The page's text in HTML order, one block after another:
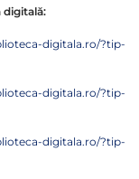
digitală:
digitala.ro/?tip-
digitala.ro/?tip-
digitala.ro/?tip-